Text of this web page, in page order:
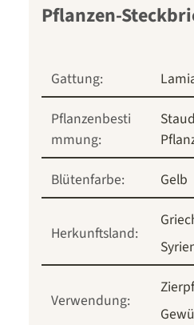
Pflanzen-
Gattung:
Pflanzenbesti
mmung:
Blütenfarbe:
Gelb
Herkunftsland:
Verwendung: